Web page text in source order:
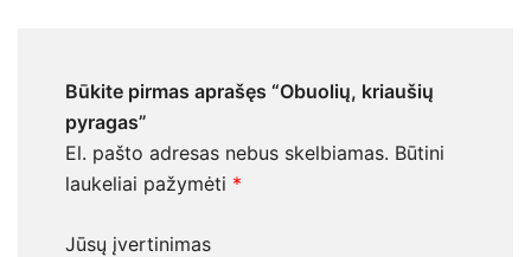
Būkite pirmas aprašęs “Obuolių, kriaušių
pyragas”
El. pašto adresas nebus skelbiamas. Būtini
laukeliai pažymėti *
Jūsų įvertinimas